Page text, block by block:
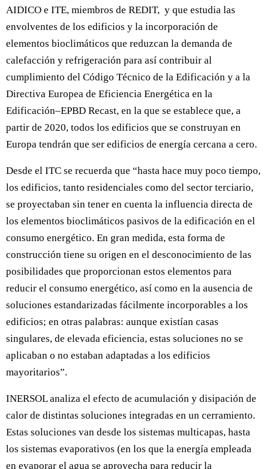
AIDICO e ITE, miembros de REDIT, y que estudia las
envolventes de los edificios y la incorporación de
elementos bioclimáticos que reduzcan la demanda de
calefacción y refrigeración para así contribuir al
cumplimiento del Código Técnico de la Edificación y a la
Directiva Europea de Eficiencia Energética en la
Edificación–EPBD Recast, en la que se establece que, a
partir de 2020, todos los edificios que se construyan en
Europa tendrán que ser edificios de energía cercana a cero.
Desde el ITC se recuerda que “hasta hace muy poco tiempo,
los edificios, tanto residenciales como del sector terciario,
se proyectaban sin tener en cuenta la influencia directa de
los elementos bioclimáticos pasivos de la edificación en el
consumo energético. En gran medida, esta forma de
construcción tiene su origen en el desconocimiento de las
posibilidades que proporcionan estos elementos para
reducir el consumo energético, así como en la ausencia de
soluciones estandarizadas fácilmente incorporables a los
edificios; en otras palabras: aunque existían casas
singulares, de elevada eficiencia, estas soluciones no se
aplicaban o no estaban adaptadas a los edificios
mayoritarios”.
INERSOL analiza el efecto de acumulación y disipación de
calor de distintas soluciones integradas en un cerramiento.
Estas soluciones van desde los sistemas multicapas, hasta
los sistemas evaporativos (en los que la energía empleada
en evaporar el agua se aprovecha para reducir la